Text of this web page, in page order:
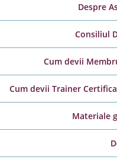
Despre
Consiliul
Cum devii
Cum devii Trainer
Materiale